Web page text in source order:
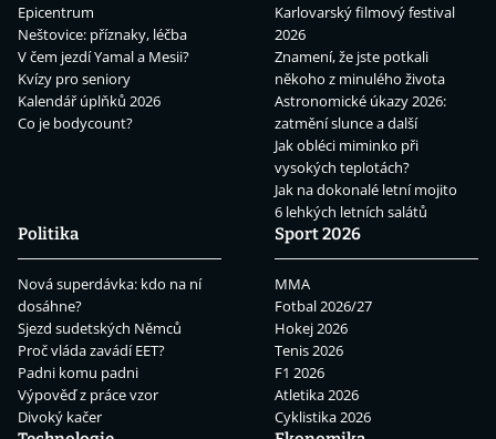
Epicentrum
Neštovice: příznaky, léčba
V čem jezdí Yamal a Mesii?
Kvízy pro seniory
Kalendář úplňků 2026
Co je bodycount?
Karlovarský filmový festival
2026
Znamení, že jste potkali
někoho z minulého života
Astronomické úkazy 2026:
zatmění slunce a další
Jak obléci miminko při
vysokých teplotách?
Jak na dokonalé letní mojito
6 lehkých letních salátů
Politika
Nová superdávka: kdo na ní
dosáhne?
Sjezd sudetských Němců
Proč vláda zavádí EET?
Padni komu padni
Výpověď z práce vzor
Divoký kačer
Sport 2026
MMA
Fotbal 2026/27
Hokej 2026
Tenis 2026
F1 2026
Atletika 2026
Cyklistika 2026